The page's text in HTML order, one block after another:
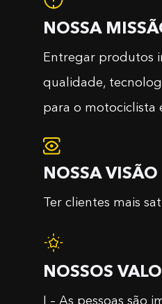
NOSSA
Entregar produtos
qualidade,
para o motociclista
NOSSA VISÃO
Ter clientes mais
NOSSOS